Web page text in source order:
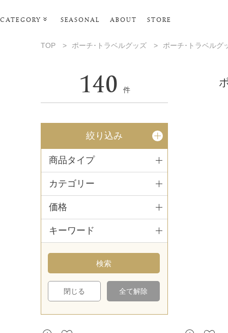
CATEGORY SEASONAL ABOUT STORE
ポーチ･トラベルグッズ
バス・ボディケア
ステーショナリー
TOP > ポーチ･トラベルグッズ > ポーチ･トラベルグ
140 件
絞り込み
商品タイプ
カテゴリー
価格
キーワード
閉じる 全て解除